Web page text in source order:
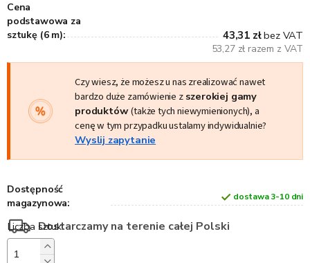
Cena
podstawowa za
sztukę (6 m):
43,31 złbez VAT
53,27 zł razem z VAT
Czy wiesz, że możesz u nas zrealizować nawet
bardzo duże zamówienie z szerokiej gamy
produktów(także tych niewymienionych), a
cenę w tym przypadku ustalamy indywidualnie?
Wyslij zapytanie
Dostępność
magazynowa:
dostawa 3-10 dni
Dostarczamy na terenie całej Polski